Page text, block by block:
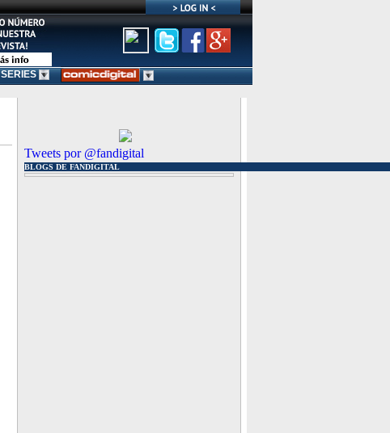
SERIES
Tweets por @fandigital
BLOGS DE FANDIGITAL